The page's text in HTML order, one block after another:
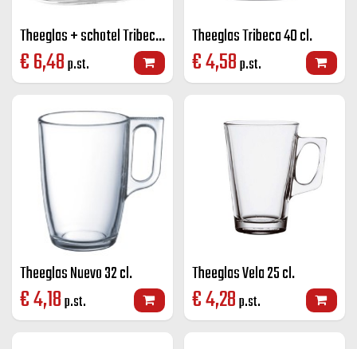
Theeglas + schotel Tribeca 40 cl.
€6,48p.st.
Theeglas Tribeca 40 cl.
€4,58p.st.
Theeglas Nuevo 32 cl.
€4,18p.st.
Theeglas Vela 25 cl.
€4,28p.st.